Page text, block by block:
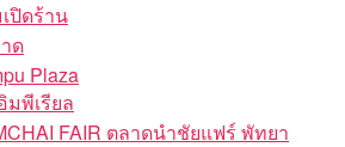
ปิดร้าน
ด
Plaza
มพีเรียล
FAIR ตลาดนำชัยแฟร์ พัทยา